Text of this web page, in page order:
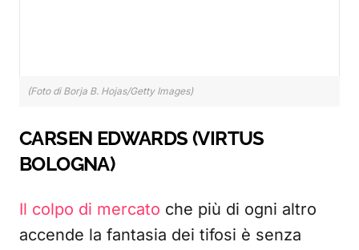
(Foto di Borja B. Hojas/Getty Images)
CARSEN EDWARDS (VIRTUS
BOLOGNA)
Il colpo di mercato che più di ogni altro
accende la fantasia dei tifosi è senza